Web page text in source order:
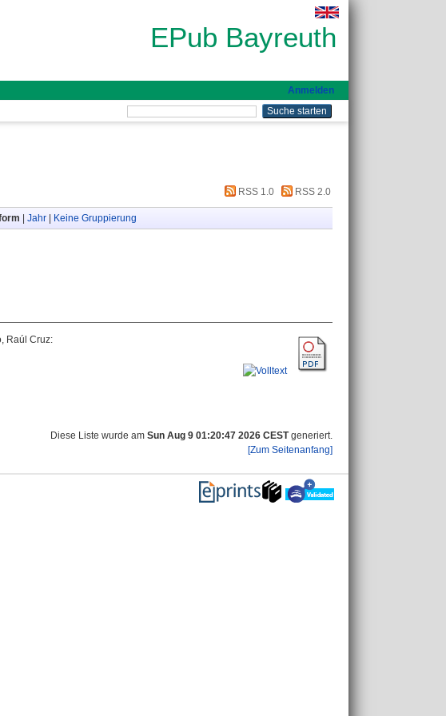
EPub Bayreuth
Anmelden
RSS 1.0 RSS 2.0
Jahr| Keine Gruppierung
Raúl Cruz:
Diese Liste wurde am Sun Aug 9 01:20:47 2026 CESTgeneriert.
[Zum Seitenanfang]